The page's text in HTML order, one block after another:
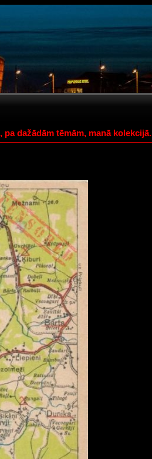
dažādām tēmām, manā kolekcijā.